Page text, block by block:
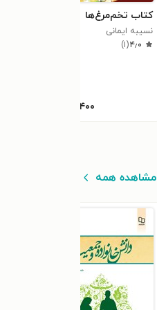
کتاب تخم‌مرغ‌ها
نسیبه ایمانی
۴٫۰(۱)
۱۴,۴۰۰
مشاهده همه